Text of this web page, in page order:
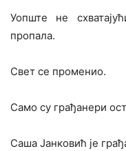
Уопште не
пропала.
Свет се променио.
Само су грађанери
Саша Јанковић је